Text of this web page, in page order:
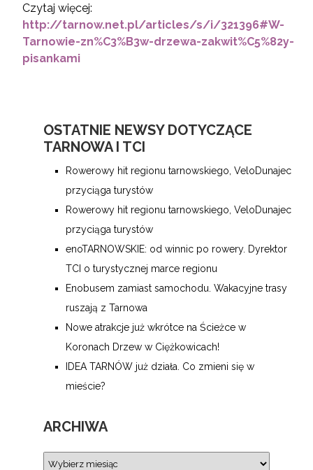
Czytaj więcej:
http://tarnow.net.pl/articles/s/i/321396#W-
Tarnowie-zn%C3%B3w-drzewa-zakwit%C5%82y-
pisankami
OSTATNIE NEWSY DOTYCZĄCE
TARNOWA I TCI
Rowerowy hit regionu tarnowskiego, VeloDunajec
przyciąga turystów
Rowerowy hit regionu tarnowskiego, VeloDunajec
przyciąga turystów
enoTARNOWSKIE: od winnic po rowery. Dyrektor
TCI o turystycznej marce regionu
Enobusem zamiast samochodu. Wakacyjne trasy
ruszają z Tarnowa
Nowe atrakcje już wkrótce na Ścieżce w
Koronach Drzew w Ciężkowicach!
IDEA TARNÓW już działa. Co zmieni się w
mieście?
ARCHIWA